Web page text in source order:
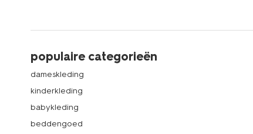
populaire categorieën
dameskleding
kinderkleding
babykleding
beddengoed